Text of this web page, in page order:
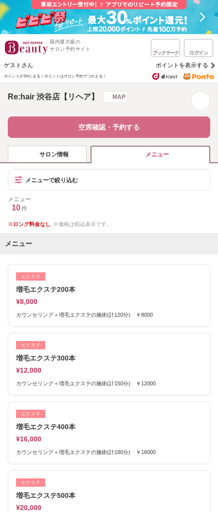
国内最大級の
サロン予約サイト
ブックマーク ログイン
ゲストさん ポイントを表示する
ポイントが1%たまる！ ポイントはサロン予約でつかえる！
Re:hair 渋谷店【リヘア】 MAP
空席確認・予約する
サロン情報 メニュー
メニューで絞り込む
メニュー
10件
ロング料金なし 価格は税込表示です。
メニュー
エクステ
増毛エクステ200本
¥8,000
カウンセリング＋増毛エクステの施術(計120分) ￥8000
エクステ
増毛エクステ300本
¥12,000
カウンセリング＋増毛エクステの施術(計150分) ￥12000
エクステ
増毛エクステ400本
¥16,000
カウンセリング＋増毛エクステの施術(計180分) ￥16000
エクステ
増毛エクステ500本
¥20,000